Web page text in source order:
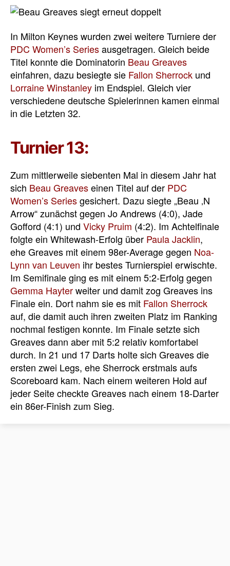
In Milton Keynes wurden zwei weitere Turniere der
PDC Women’s Seriesausgetragen. Gleich beide
Titel konnte die Dominatorin Beau Greaves
einfahren, dazu besiegte sie Fallon Sherrock und
Lorraine Winstanley im Endspiel. Gleich vier
verschiedene deutsche Spielerinnen kamen einmal
in die Letzten 32.
Turnier 13:
Zum mittlerweile siebenten Mal in diesem Jahr hat
sich Beau Greaveseinen Titel auf der PDC
Women’s Seriesgesichert. Dazu siegte „Beau ‚N
Arrow“ zunächst gegen Jo Andrews (4:0), Jade
Gofford (4:1) und Vicky Pruim (4:2). Im Achtelfinale
folgte ein Whitewash-Erfolg über Paula Jacklin,
ehe Greaves mit einem 98er-Average gegen Noa-
Lynn van Leuven ihr bestes Turnierspiel erwischte.
Im Semifinale ging es mit einem 5:2-Erfolg gegen
Gemma Hayterweiter und damit zog Greaves ins
Finale ein. Dort nahm sie es mit Fallon Sherrock
auf, die damit auch ihren zweiten Platz im Ranking
nochmal festigen konnte. Im Finale setzte sich
Greaves dann aber mit 5:2 relativ komfortabel
durch. In 21 und 17 Darts holte sich Greaves die
ersten zwei Legs, ehe Sherrock erstmals aufs
Scoreboard kam. Nach einem weiteren Hold auf
jeder Seite checkte Greaves nach einem 18-Darter
ein 86er-Finish zum Sieg.